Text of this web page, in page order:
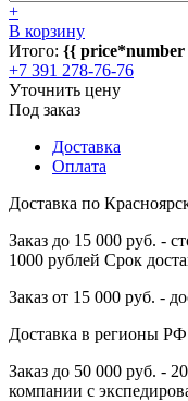
+
В корзину
Итого: {{ price*number
+7 391 278-76-76
Уточнить цену
Под заказ
Доставка
Оплата
Доставка по
Заказ до 15 000 руб. -
1000 рублей Срок
Заказ от 15 000 руб. -
Доставка в регионы РФ
Заказ до 50 000 руб. -
компании с